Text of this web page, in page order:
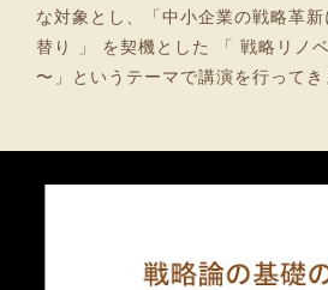
な対象とし、「中小企業の戦略革
替り 」 を契機とした 「 戦略リノ
〜」というテーマで講演を行って